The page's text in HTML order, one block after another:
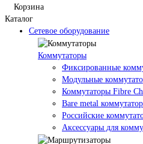
Корзина
Каталог
Сетевое оборудование
Коммутаторы
Фиксированные
Модульные
Коммутаторы Fibre
Bare metal
Российские
Аксессуары для